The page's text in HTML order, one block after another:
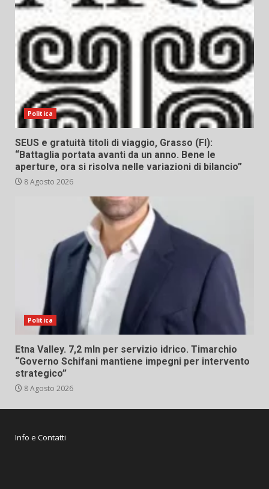
Politica
SEUS e gratuità titoli di viaggio, Grasso (FI):
“Battaglia portata avanti da un anno. Bene le
aperture, ora si risolva nelle variazioni di bilancio”
8 Agosto 2026
Politica
Etna Valley. 7,2 mln per servizio idrico. Timarchio
“Governo Schifani mantiene impegni per intervento
strategico”
8 Agosto 2026
Info e Contatti